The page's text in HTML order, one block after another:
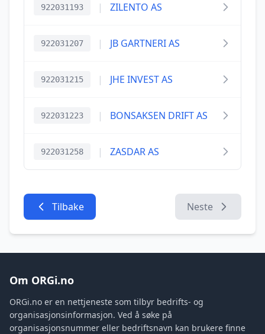
922031193 | ZILENTO AS
922031207 | JB GARTNERI AS
922031215 | JHE INVEST AS
922031223 | BONSAKSEN DRIFT AS
922031258 | ZASDAR AS
Tilbake Neste
Om ORGi.no
ORGi.no er en nettjeneste som tilbyr bedrifts- og
organisasjonsinformasjon. Ved å søke på
organisasjonsnummer eller bedriftsnavn kan brukere finne